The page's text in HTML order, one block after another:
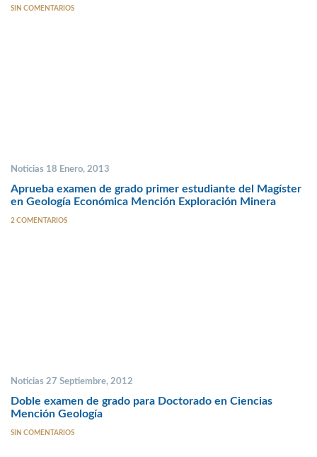
SIN COMENTARIOS
Noticias 18 Enero, 2013
Aprueba examen de grado primer estudiante del Magíster
en Geología Económica Mención Exploración Minera
2 COMENTARIOS
Noticias 27 Septiembre, 2012
Doble examen de grado para Doctorado en Ciencias
Mención Geología
SIN COMENTARIOS